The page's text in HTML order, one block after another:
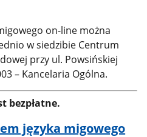
on-line można
w siedzibie Centrum
przy ul. Powsińskiej
– Kancelaria Ogólna.
bezpłatne.
języka migowego